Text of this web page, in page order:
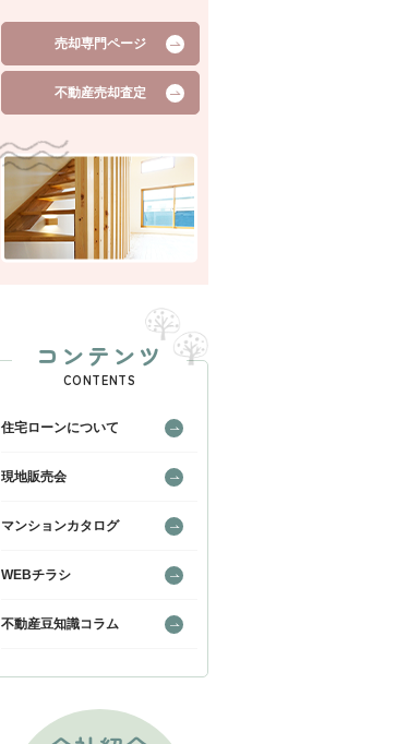
売却専門ページ
不動産売却査定
コンテンツ
CONTENTS
住宅ローンについて
現地販売会
マンションカタログ
WEBチラシ
不動産豆知識コラム